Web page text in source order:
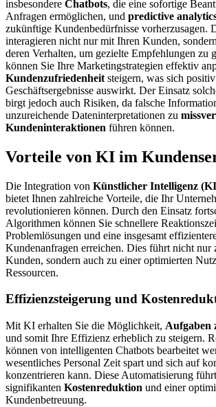
insbesondere Chatbots, die eine sofortige
Anfragen ermöglichen, und predictive
zukünftige Kundenbedürfnisse vorherzusagen.
interagieren nicht nur mit Ihren Kunden,
deren Verhalten, um gezielte Empfehlungen zu
können Sie Ihre Marketingstrategien effektiv
Kundenzufriedenheit steigern, was sich
Geschäftsergebnisse auswirkt. Der Einsatz
birgt jedoch auch Risiken, da falsche
unzureichende Dateninterpretationen zu
Kundeninteraktionen führen können.
Vorteile von KI im
Die Integration von Künstlicher Intelligenz
bietet Ihnen zahlreiche Vorteile, die Ihr
revolutionieren können. Durch den Einsatz
Algorithmen können Sie schnellere
Problemlösungen und eine insgesamt
Kundenanfragen erreichen. Dies führt nicht nur
Kunden, sondern auch zu einer optimierten
Ressourcen.
Effizienzsteigerung und
Mit KI erhalten Sie die Möglichkeit, Aufgaben
und somit Ihre Effizienz erheblich zu steigern.
können von intelligenten Chatbots bearbeitet
wesentliches Personal Zeit spart und sich auf
konzentrieren kann. Diese Automatisierung
signifikanten Kostenreduktion und einer
Kundenbetreuung.